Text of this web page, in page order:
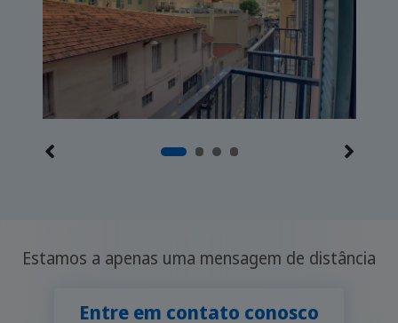
Estamos a apenas uma mensagem de distância
Entre em contato conosco